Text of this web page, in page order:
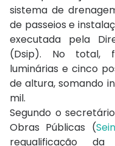
sistema de
de passeios e
executada pela
(Dsip). No total,
luminárias e cinco
de altura, somando
mil.
Segundo o
Obras Públicas (
requalificação